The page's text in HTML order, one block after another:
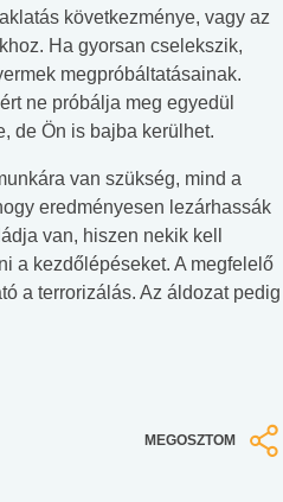
következménye, vagy az
Ha gyorsan cselekszik,
megpróbáltatásainak.
ne próbálja meg egyedül
de Ön is bajba kerülhet.
van szükség, mind a
eredményesen lezárhassák
van, hiszen nekik kell
a kezdőlépéseket. A megfelelő
a terrorizálás. Az áldozat pedig
MEGOSZTOM